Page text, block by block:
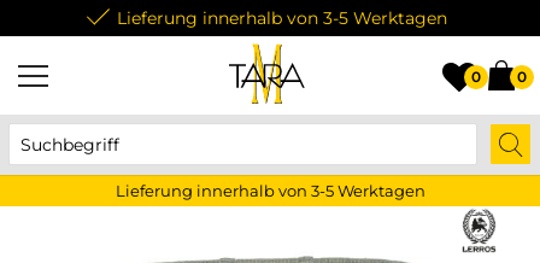
Lieferung innerhalb von 3-5 Werktagen
0 0
Lieferung innerhalb von 3-5 Werktagen